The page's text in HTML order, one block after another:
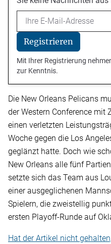
Email
Registrieren
Mit Ihrer Registrierung
zur Kenntnis.
Die New Orleans Pelicans
der Western Conference
einen verletzten
Woche gegen die Los
geglänzt hatte. Doch wie
New Orleans alle fünf
setzte sich das Team aus
einer ausgeglichenen
Spielern, die zweistellig
ersten Playoff-Runde auf
Hat der Artikel nicht